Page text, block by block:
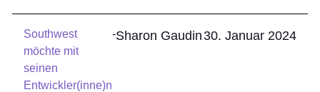
Southwest
möchte mit
seinen
Entwickler(inne)n
-Sharon Gaudin 30. Januar 2024